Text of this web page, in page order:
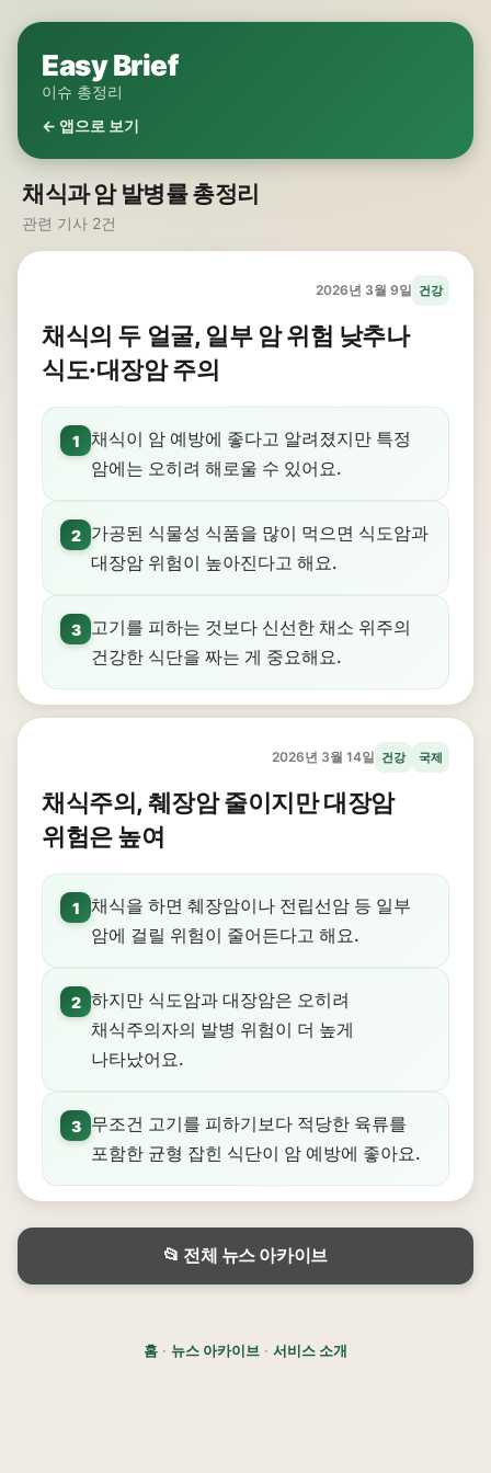
Easy Brief
이슈 총정리
← 앱으로 보기
채식과 암 발병률 총정리
관련 기사 2건
2026년 3월 9일 건강
채식의 두 얼굴, 일부 암 위험 낮추나
식도·대장암 주의
1
채식이 암 예방에 좋다고 알려졌지만 특정
암에는 오히려 해로울 수 있어요.
2
가공된 식물성 식품을 많이 먹으면 식도암과
대장암 위험이 높아진다고 해요.
3
고기를 피하는 것보다 신선한 채소 위주의
건강한 식단을 짜는 게 중요해요.
2026년 3월 14일 건강 국제
채식주의, 췌장암 줄이지만 대장암
위험은 높여
1
채식을 하면 췌장암이나 전립선암 등 일부
암에 걸릴 위험이 줄어든다고 해요.
2 하지만 식도암과 대장암은 오히려
채식주의자의 발병 위험이 더 높게
나타났어요.
3
무조건 고기를 피하기보다 적당한 육류를
포함한 균형 잡힌 식단이 암 예방에 좋아요.
📂 전체 뉴스 아카이브
홈 · 뉴스 아카이브 · 서비스 소개